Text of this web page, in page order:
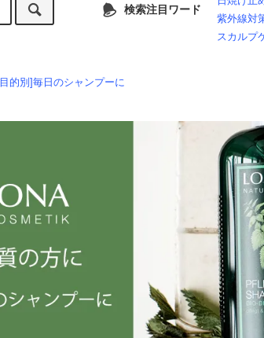
検索注目ワード
紫外線対
スカルプ
[目的別]毎日のシャンプーに